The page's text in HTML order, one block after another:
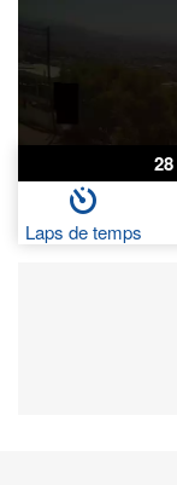
28
Laps de temps